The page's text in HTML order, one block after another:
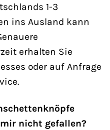
1-3
ins Ausland kann
erhalten Sie
oder auf Anfrage
nicht gefallen?